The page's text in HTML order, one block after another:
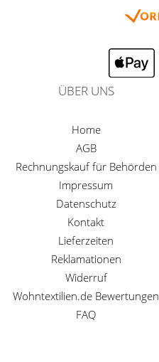
ÜBER UNS
Home
AGB
Rechnungskauf für Behörden
Impressum
Datenschutz
Kontakt
Lieferzeiten
Reklamationen
Widerruf
Wohntextilien.de Bewertungen
FAQ